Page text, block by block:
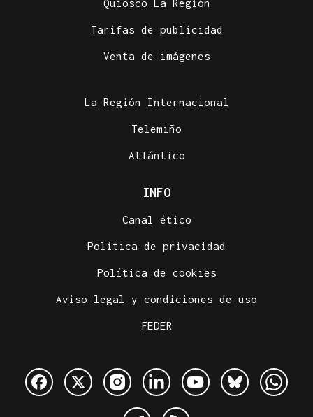
Quiosco La Región
Tarifas de publicidad
Venta de imágenes
La Región Internacional
Telemiño
Atlántico
INFO
Canal ético
Política de privacidad
Política de cookies
Aviso legal y condiciones de uso
FEDER